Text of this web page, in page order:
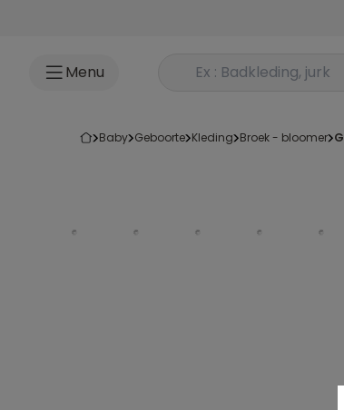
Menu Rechercher un produit
baby geboorte kleding broek - bloomer